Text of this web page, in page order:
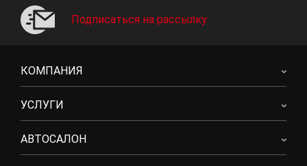
Подписаться на рассылку
КОМПАНИЯ
УСЛУГИ
АВТОСАЛОН